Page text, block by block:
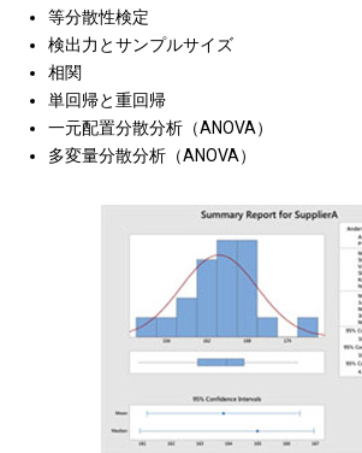
等分散性検定
検出力とサンプルサイズ
相関
単回帰と重回帰
一元配置分散分析（ANOVA）
多変量分散分析（ANOVA）